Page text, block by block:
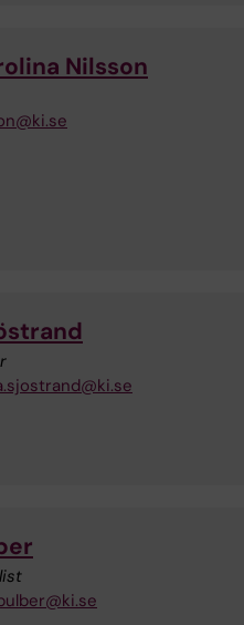
Nilsson